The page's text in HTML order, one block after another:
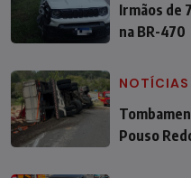
Irmãos de
na BR-470
NOTÍCIAS
Pouso